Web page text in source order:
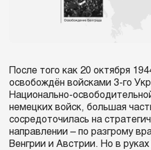
После того как 20 октября
освобождён войсками 3-го
Национально-
немецких войск, большая
сосредоточилась на
направлении – по разгрому
Венгрии и Австрии. Но в